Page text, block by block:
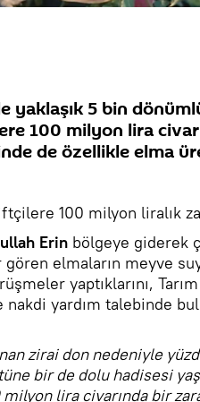
yaklaşık 5 bin
100 milyon lira
de özellikle elma
100 milyon liralık
Erin bölgeye giderek
elmaların meyve
yaptıklarını,
yardım talebinde
zirai don nedeniyle
bir de dolu hadisesi
lira civarında bir